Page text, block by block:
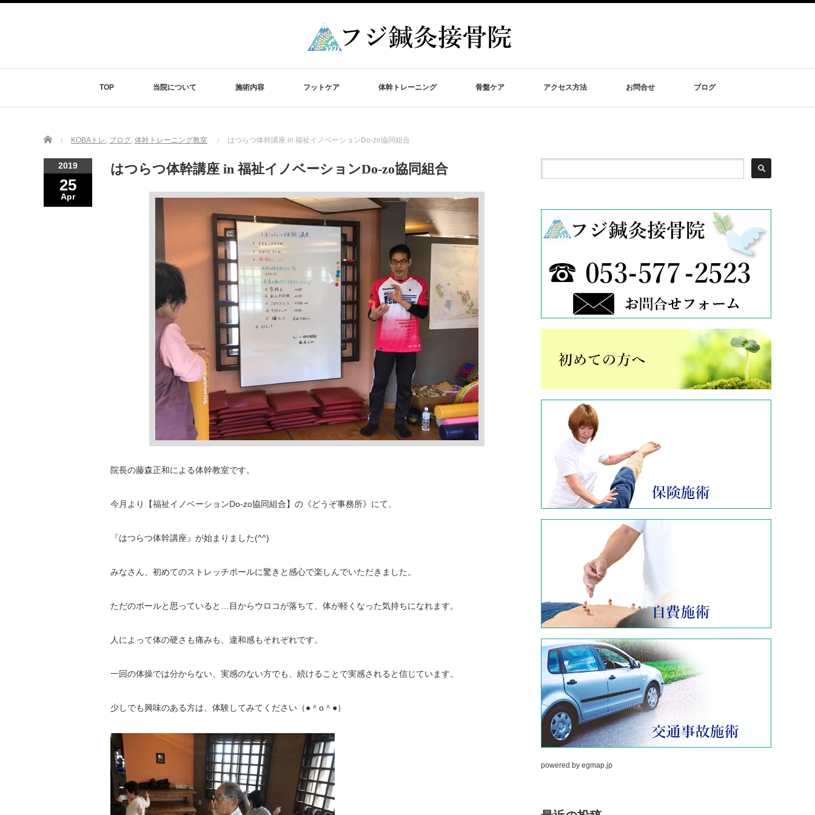
TOP 当院について 施術内容 フットケア 体幹トレーニング 骨盤ケア アクセス方法 お問合せ ブログ
Home KOBAトレ, ブログ, 体幹トレーニング教室 はつらつ体幹講座 in 福祉イノベーションDo-zo協同組合
2019
25
Apr
はつらつ体幹講座 in 福祉イノベーションDo-zo協同組合
院長の藤森正和による体幹教室です。
今月より【福祉イノベーションDo-zo協同組合】の《どうぞ事務所》にて、
『はつらつ体幹講座』が始まりました(^^)
みなさん、初めてのストレッチポールに驚きと感心で楽しんでいただきました。
ただのポールと思っていると…目からウロコが落ちて、体が軽くなった気持ちになれます。
人によって体の硬さも痛みも、違和感もそれぞれです。
一回の体操では分からない、実感のない方でも、続けることで実感されると信じています。
少しでも興味のある方は、体験してみてください（●＾o＾●）
powered by egmap.jp